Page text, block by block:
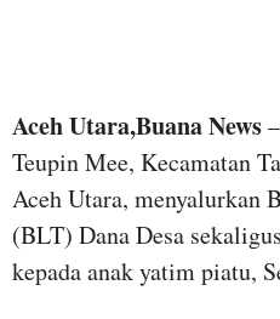
Aceh Utara,Buana News
Teupin Mee, Kecamatan
Aceh Utara, menyalurkan
(BLT) Dana Desa
kepada anak yatim piatu,